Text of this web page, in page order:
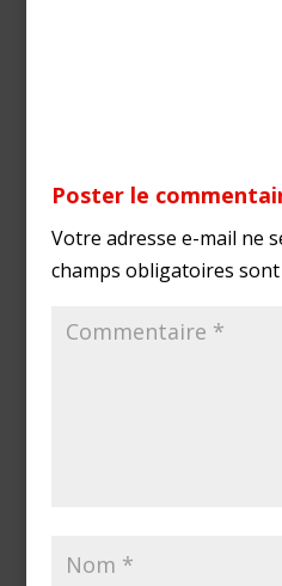
Poster le
Votre adresse e-mail ne
champs obligatoires